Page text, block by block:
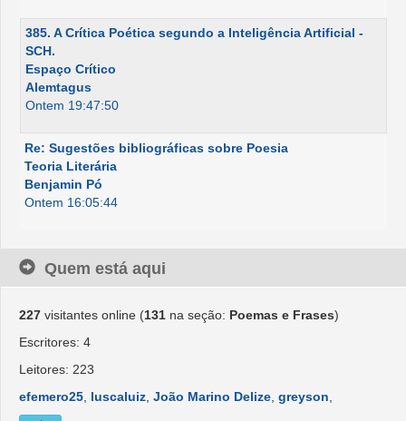
385. A Crítica Poética segundo a Inteligência Artificial -
SCH.
Espaço Crítico
Alemtagus
Ontem 19:47:50
Re: Sugestões bibliográficas sobre Poesia
Teoria Literária
Benjamin Pó
Ontem 16:05:44
Quem está aqui
227 visitantes online (131 na seção: Poemas e Frases)
Escritores: 4
Leitores: 223
efemero25 luscaluiz João Marino Delize greyson